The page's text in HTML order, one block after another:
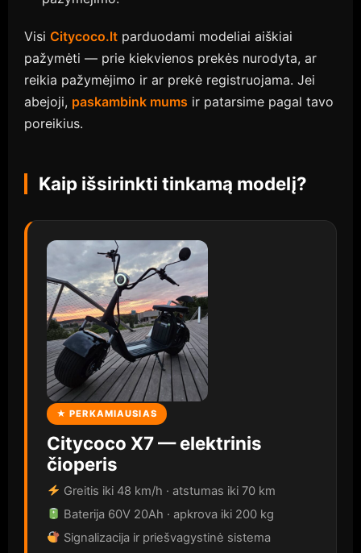
Visi Citycoco.lt parduodami modeliai aiškiai
pažymėti — prie kiekvienos prekės nurodyta, ar
reikia pažymėjimo ir ar prekė registruojama. Jei
abejoji, paskambink mums ir patarsime pagal tavo
poreikius.
Kaip išsirinkti tinkamą modelį?
★ PERKAMIAUSIAS
Citycoco X7 — elektrinis
čioperis
Greitis iki 48 km/h · atstumas iki 70 km
Baterija 60V 20Ah · apkrova iki 200 kg
Signalizacija ir priešvagystinė sistema